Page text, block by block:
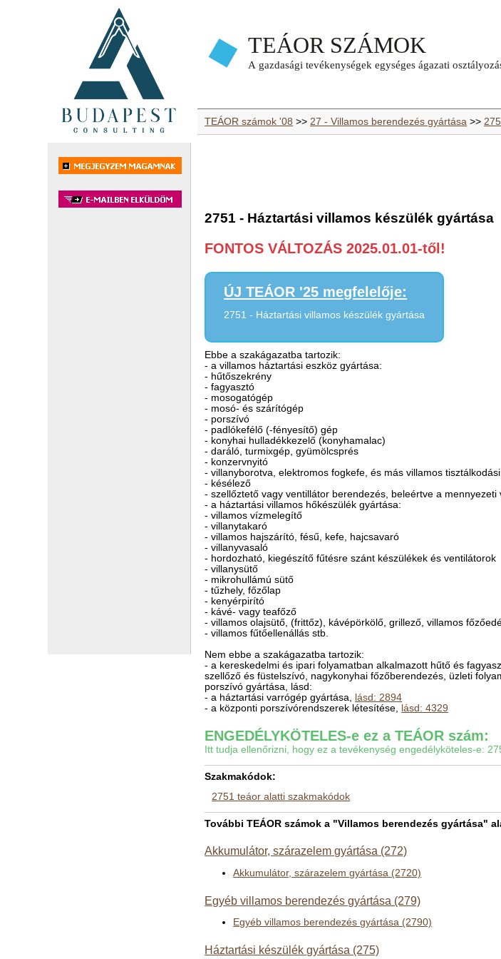
TEÁOR számok '08 >>27 - Villamos berendezés gyártása >>
2751 - Háztartási villamos készülék gyártása
FONTOS VÁLTOZÁS 2025.01.01-től!
ÚJ TEÁOR '25 megfelelője:
2751 - Háztartási villamos készülék gyártása
Ebbe a szakágazatba tartozik:
- a villamos háztartási eszköz gyártása:
- hűtőszekrény
- fagyasztó
- mosogatógép
- mosó- és szárítógép
- porszívó
- padlókefélő (-fényesítő) gép
- konyhai hulladékkezelő (konyhamalac)
- daráló, turmixgép, gyümölcsprés
- konzervnyitó
- villanyborotva, elektromos fogkefe, és más villamos
- késélező
- szellőztető vagy ventillátor berendezés, beleértve a
- a háztartási villamos hőkészülék gyártása:
- villamos vízmelegítő
- villanytakaró
- villamos hajszárító, fésű, kefe, hajcsavaró
- villanyvasaló
- hordozható, kiegészítő fűtésre szánt készülékek és ventilátorok
- villanysütő
- mikrohullámú sütő
- tűzhely, főzőlap
- kenyérpirító
- kávé- vagy teafőző
- villamos olajsütő, (frittőz), kávépörkölő, grillező, villamos
- villamos fűtőellenállás stb.
Nem ebbe a szakágazatba tartozik:
- a kereskedelmi és ipari folyamatban alkalmazott hűtő és
szellőző és füstelszívó, nagykonyhai főzőberendezés, üzleti
porszívó gyártása, lásd:
- a háztartási varrógép gyártása, lásd: 2894
- a központi porszívórendszerek létesítése, lásd: 4329
ENGEDÉLYKÖTELES-e ez a TEÁOR szám:
Itt tudja ellenőrizni, hogy ez a tevékenység engedélyköteles-e:
Szakmakódok:
2751 teáor alatti szakmakódok
További TEÁOR számok a "Villamos berendezés gyártása"
Akkumulátor, szárazelem gyártása (272)
Akkumulátor, szárazelem gyártása (2720)
Egyéb villamos berendezés gyártása (279)
Egyéb villamos berendezés gyártása (2790)
Háztartási készülék gyártása (275)